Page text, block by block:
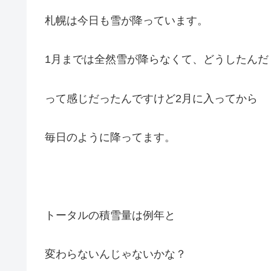
札幌は今日も雪が降っています。
1月までは全然雪が降らなくて、どうしたんだ
って感じだったんですけど2月に入ってから
毎日のように降ってます。
トータルの積雪量は例年と
変わらないんじゃないかな？